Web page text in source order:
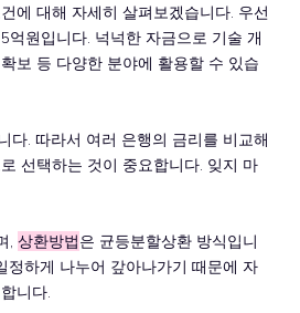
에 대해 자세히 살펴보겠습니다. 우선
억원입니다. 넉넉한 자금으로 기술 개
보 등 다양한 분야에 활용할 수 있습
다. 따라서 여러 은행의 금리를 비교해
선택하는 것이 중요합니다. 잊지 마
, 상환방법은 균등분할상환 방식입니
정하게 나누어 갚아나가기 때문에 자
니다.